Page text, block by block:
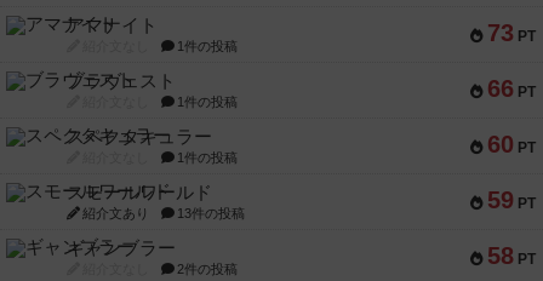
73 PT
アマナイト
1件の投稿
66 PT
ブラヴェスト
1件の投稿
60 PT
スペクタキュラー
1件の投稿
59 PT
スモールワールド
紹介文あり 13件の投稿
58 PT
ギャンブラー
2件の投稿